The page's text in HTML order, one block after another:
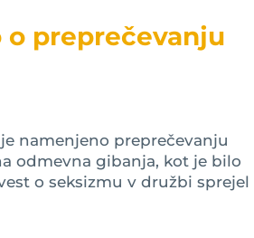
preprečevanju
namenjeno preprečevanju
odmevna gibanja, kot je bilo
o seksizmu v družbi sprejel